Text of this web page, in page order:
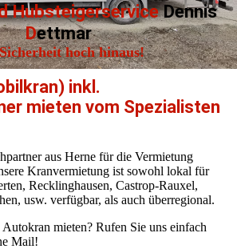
Hubsteigerservice Dennis
Dettmar
hoch hinaus!
inkl.
mieten vom Spezialisten
aus Herne für die Vermietung
Kranvermietung ist sowohl lokal für
Recklinghausen, Castrop-Rauxel,
usw. verfügbar, als auch überregional.
Autokran mieten? Rufen Sie uns einfach
Mail!